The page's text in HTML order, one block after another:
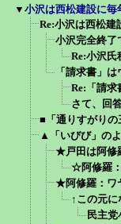
▼ 小沢は西松建設に毎
Re:小沢は西松建
小沢完全終了
Re:小沢氏
「請求書」
Re:「請求
さて、回
■「通りすがりの
▲「いびび」の
★戸田は阿修
☆阿修羅
★阿修羅：ワ
↑この元
民主